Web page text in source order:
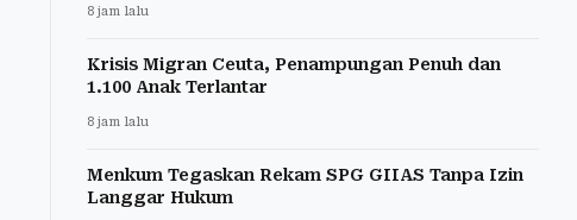
8 jam lalu
Krisis Migran Ceuta, Penampungan Penuh dan
1.100 Anak Terlantar
8 jam lalu
Menkum Tegaskan Rekam SPG GIIAS Tanpa Izin
Langgar Hukum